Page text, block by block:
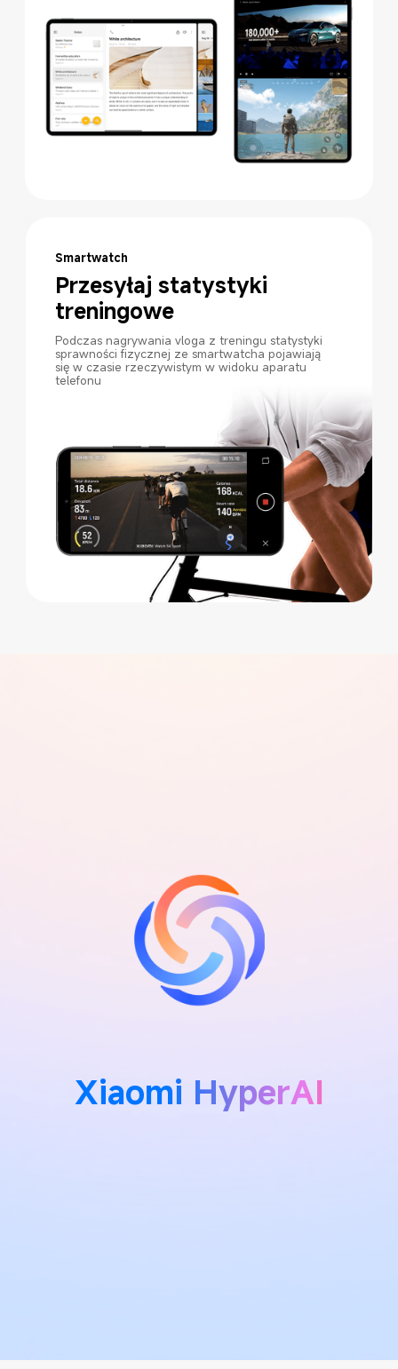
Smartwatch
Przesyłaj statystyki
treningowe
Podczas nagrywania vloga z treningu statystyki
sprawności fizycznej ze smartwatcha pojawiają
się w czasie rzeczywistym w widoku aparatu
telefonu
Xiaomi HyperAI